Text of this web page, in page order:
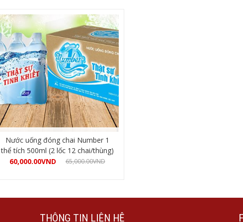
Nước uống đóng chai Number 1
thể tích 500ml (2 lốc 12 chai/thùng)
60,000.00VND 65,000.00VND
THÔNG TIN LIÊN HỆ